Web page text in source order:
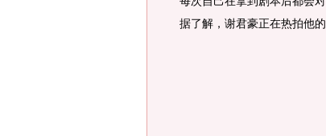
据了解，谢君豪正在热拍他